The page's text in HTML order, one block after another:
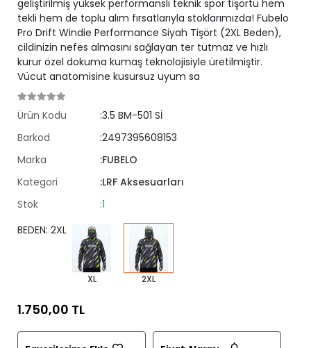
geliştirilmiş yüksek performanslı teknik spor tişörtü hem
tekli hem de toplu alım fırsatlarıyla stoklarımızda! Fubelo
Pro Drift Windie Performance Siyah Tişört (2XL Beden),
cildinizin nefes almasını sağlayan ter tutmaz ve hızlı
kurur özel dokuma kumaş teknolojisiyle üretilmiştir.
Vücut anatomisine kusursuz uyum sa
Ürün Kodu
:3.5 BM-501 Sİ
Barkod
:2497395608153
Marka
:FUBELO
Kategori
:LRF Aksesuarları
Stok
:1
BEDEN: 2XL
XL 2XL
1.750,00 TL